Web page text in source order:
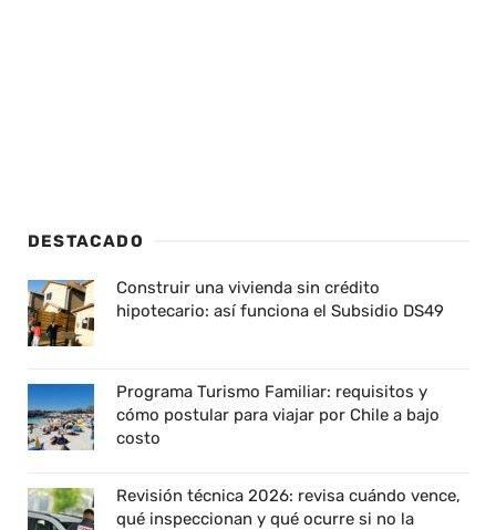
DESTACADO
Construir una vivienda sin crédito
hipotecario: así funciona el Subsidio DS49
Programa Turismo Familiar: requisitos y
cómo postular para viajar por Chile a bajo
costo
Revisión técnica 2026: revisa cuándo vence,
qué inspeccionan y qué ocurre si no la